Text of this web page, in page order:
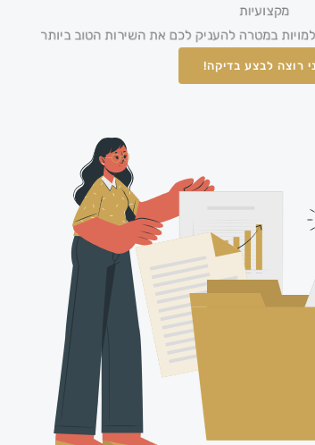
מקצועיות
במטרה להעניק לכם את השירות הטוב ביותר
רוצה לבצע בדיקה!